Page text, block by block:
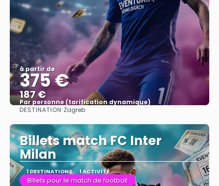
à partir de
375 €
187 €
Par personne (tarification dynamique)
DESTINATION:Zagreb
Billets match FC Inter
Milan
1 DESTINATIONS 1 ACTIVITÉ
Billets pour le match de football